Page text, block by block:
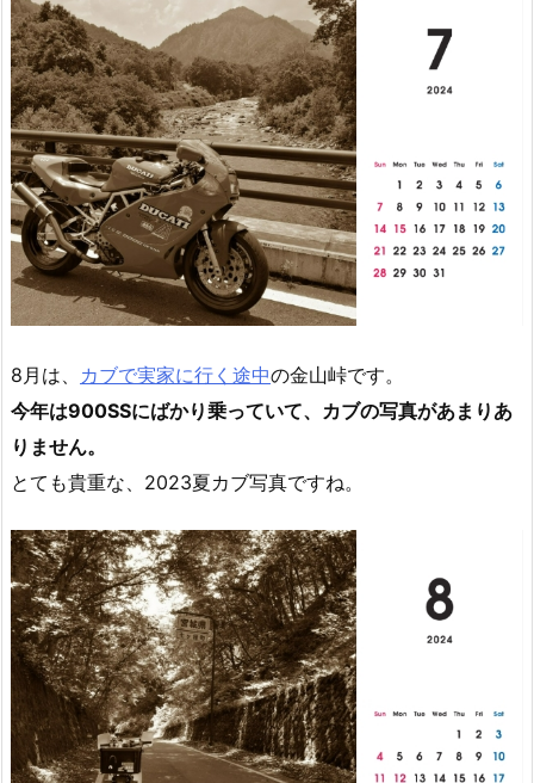
8月は、 カブで実家に行く途中の金山峠です。
今年は900SSにばかり乗っていて、カブの写真があまりあ
りません。
とても貴重な、2023夏カブ写真ですね。